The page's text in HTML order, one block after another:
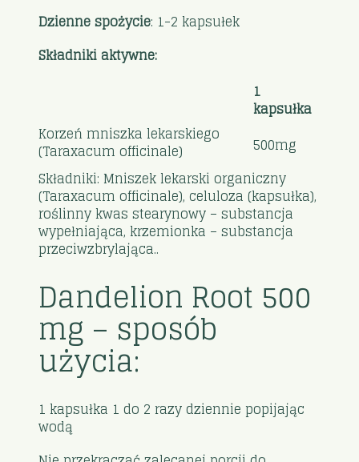
Dzienne spożycie: 1-2 kapsułek
Składniki aktywne:
1
kapsułka
Korzeń mniszka lekarskiego
(Taraxacum officinale)
500mg
Składniki: Mniszek lekarski organiczny
(Taraxacum officinale), celuloza (kapsułka),
roślinny kwas stearynowy – substancja
wypełniająca, krzemionka – substancja
przeciwzbrylająca..
Dandelion Root 500
mg – sposób
użycia:
1 kapsułka 1 do 2 razy dziennie popijając
wodą